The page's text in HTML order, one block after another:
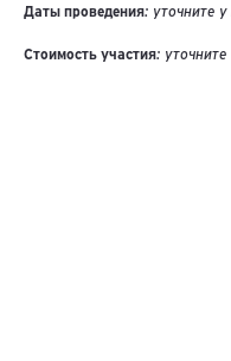
Даты проведения: уточните
Стоимость участия: